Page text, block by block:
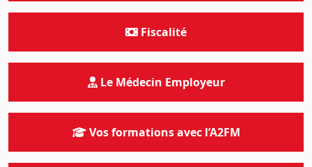
Fiscalité
Le Médecin Employeur
Vos formations avec l’A2FM